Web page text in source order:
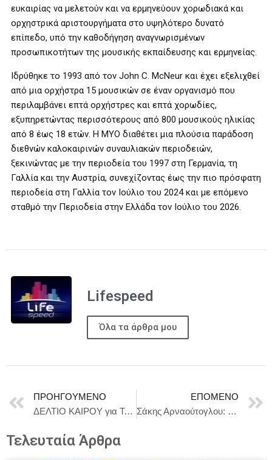
ευκαιρίας να μελετούν και να ερμηνεύουν χορωδιακά και
ορχηστρικά αριστουργήματα στο υψηλότερο δυνατό
επίπεδο, υπό την καθοδήγηση αναγνωρισμένων
προσωπικοτήτων της μουσικής εκπαίδευσης και ερμηνείας.
Ιδρύθηκε το 1993 από τον John C. McNeur και έχει εξελιχθεί
από μια ορχήστρα 15 μουσικών σε έναν οργανισμό που
περιλαμβάνει επτά ορχήστρες και επτά χορωδίες,
εξυπηρετώντας περισσότερους από 800 μουσικούς ηλικίας
από 8 έως 18 ετών. Η MYO διαθέτει μια πλούσια παράδοση
διεθνών καλοκαιρινών συναυλιακών περιοδειών,
ξεκινώντας με την περιοδεία του 1997 στη Γερμανία, τη
Γαλλία και την Αυστρία, συνεχίζοντας έως την πιο πρόσφατη
περιοδεία στη Γαλλία τον Ιούλιο του 2024 και με επόμενο
σταθμό την Περιοδεία στην Ελλάδα τον Ιούλιο του 2026.
Lifespeed
Όλα τα άρθρα μου
ΠΡΟΗΓΟΎΜΕΝΟ
ΔΕΛΤΙΟ ΚΑΙΡΟΥ για Τετάρτη 8/7
ΕΠΌΜΕΝΟ
Σάκης Αρναούτογλου: Η Κυβέρνηση αφήνει την Ελληνική αλιεία να βουλιάζει.
Τελευταία Άρθρα